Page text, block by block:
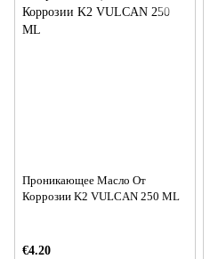
Проникающее Масло От
Коррозии K2 VULCAN 250 ML
€4.20